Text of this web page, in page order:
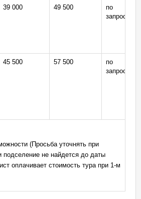
39 000 49 500
по
запросу
45 500 57 500
по
запросу
(Просьба уточнять при
подселение не найдется до даты
оплачивает стоимость тура при 1-м